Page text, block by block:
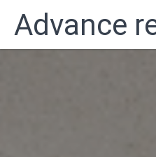
Advance